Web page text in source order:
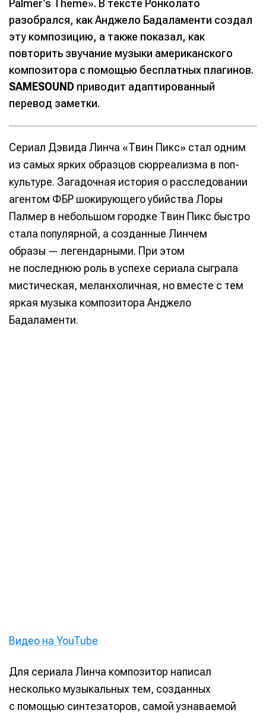
Palmer’s Theme». В тексте Ронколато
разобрался, как Анджело Бадаламенти создал
эту композицию, а также показал, как
повторить звучание музыки американского
композитора с помощью бесплатных плагинов.
SAMESOUND приводит адаптированный
перевод заметки.
Сериал Дэвида Линча «Твин Пикс» стал одним
из самых ярких образцов сюрреализма в поп-
культуре. Загадочная история о расследовании
агентом ФБР шокирующего убийства Лоры
Палмер в небольшом городке Твин Пикс быстро
стала популярной, а созданные Линчем
образы — легендарными. При этом
не последнюю роль в успехе сериала сыграла
мистическая, меланхоличная, но вместе с тем
яркая музыка композитора Анджело
Бадаламенти.
Видео на YouTube
Для сериала Линча композитор написал
несколько музыкальных тем, созданных
с помощью синтезаторов, самой узнаваемой